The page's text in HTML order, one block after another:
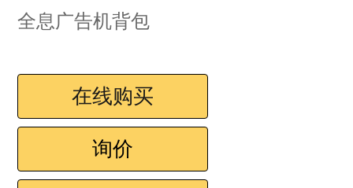
全息广告机背包
在线购买
询价